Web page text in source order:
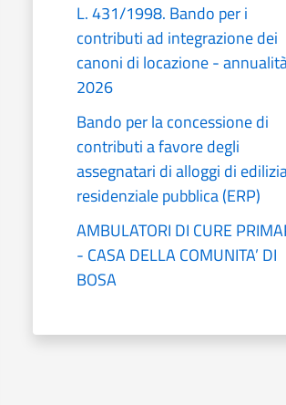
L. 431/1998. Bando per i
contributi ad integrazione dei
canoni di locazione -
2026
Bando per la concessione di
contributi a favore degli
assegnatari di alloggi di
residenziale pubblica (ERP)
AMBULATORI DI CURE
- CASA DELLA COMUNITA’ DI
BOSA